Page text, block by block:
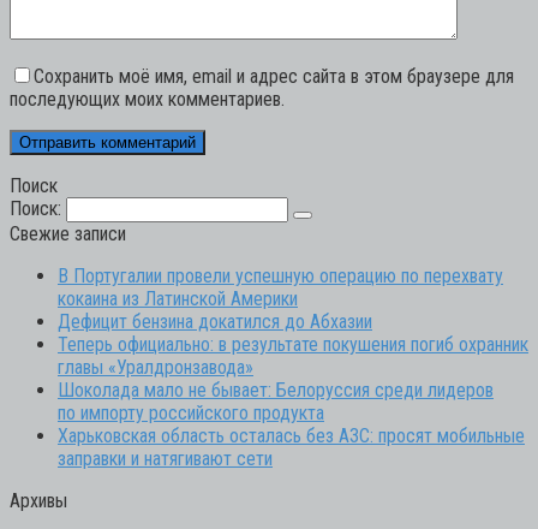
Сохранить моё имя, email и адрес сайта в этом браузере для
последующих моих комментариев.
Поиск
Поиск:
Свежие записи
В Португалии провели успешную операцию по перехвату
кокаина из Латинской Америки
Дефицит бензина докатился до Абхазии
Теперь официально: в результате покушения погиб охранник
главы «Уралдронзавода»
Шоколада мало не бывает: Белоруссия среди лидеров
по импорту российского продукта
Харьковская область осталась без АЗС: просят мобильные
заправки и натягивают сети
Архивы